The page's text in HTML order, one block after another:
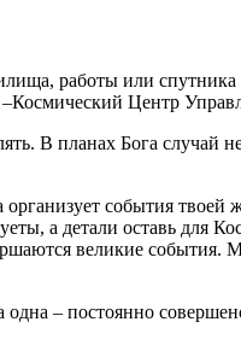
работы или
–Космический Центр
В планах Бога случай
события твоей
а детали оставь для
великие события.
– постоянно